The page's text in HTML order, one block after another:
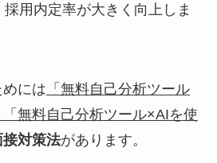
採用内定率が大きく向上しま
には 「無料自己分析ツール
無料自己分析ツール×AIを使
対策法があります。